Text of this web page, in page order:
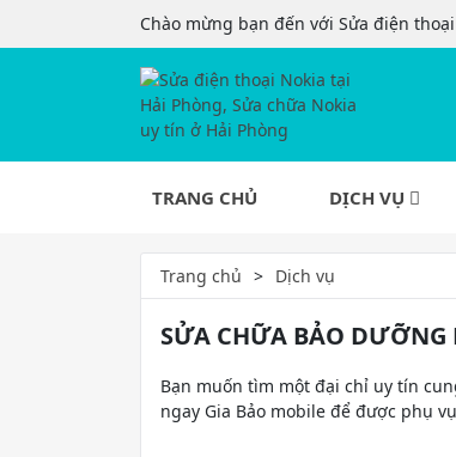
Chào mừng bạn đến với Sửa điện
TRANG CHỦ DỊCH VỤ
Trang chủ Dịch vụ
SỬA CHỮA BẢO
Bạn muốn tìm một đại chỉ uy tín
ngay Gia Bảo mobile để được phụ